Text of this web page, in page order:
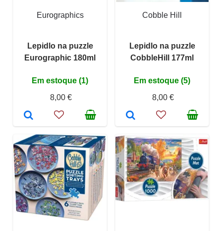
Eurographics
Lepidlo na puzzle
Eurographic 180ml
Em estoque (1)
8,00 €
Cobble Hill
Lepidlo na puzzle
CobbleHill 177ml
Em estoque (5)
8,00 €